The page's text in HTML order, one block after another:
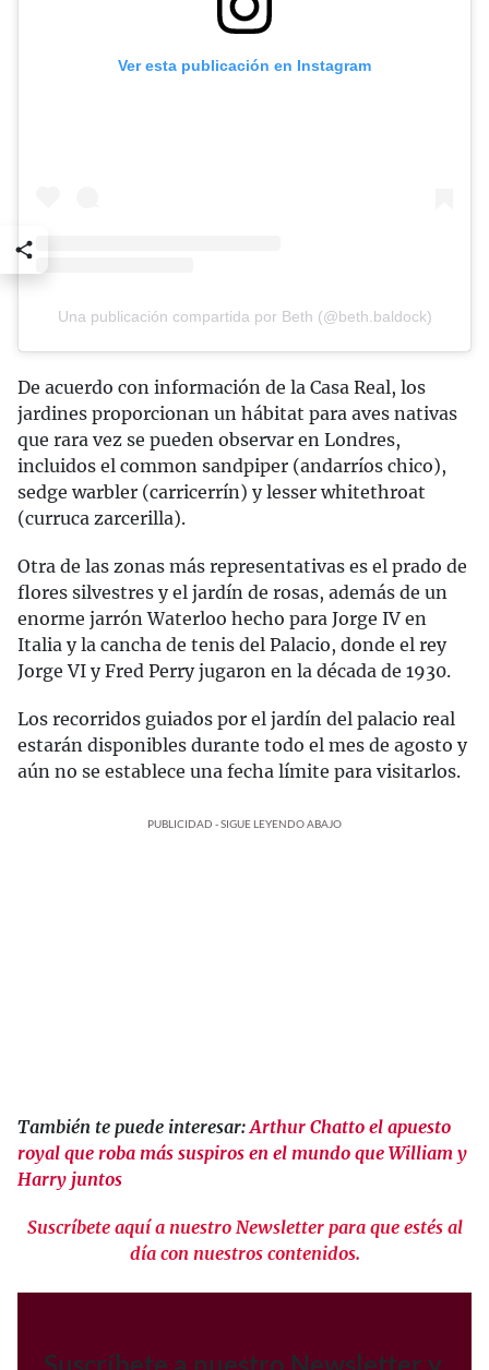
Ver esta publicación en Instagram
Una publicación compartida por Beth (@beth.baldock)
De acuerdo con información de la Casa Real, los
jardines proporcionan un hábitat para aves nativas
que rara vez se pueden observar en Londres,
incluidos el common sandpiper (andarríos chico),
sedge warbler (carricerrín) y lesser whitethroat
(curruca zarcerilla).
Otra de las zonas más representativas es el prado de
flores silvestres y el jardín de rosas, además de un
enorme jarrón Waterloo hecho para Jorge IV en
Italia y la cancha de tenis del Palacio, donde el rey
Jorge VI y Fred Perry jugaron en la década de 1930.
Los recorridos guiados por el jardín del palacio real
estarán disponibles durante todo el mes de agosto y
aún no se establece una fecha límite para visitarlos.
PUBLICIDAD - SIGUE LEYENDO ABAJO
También te puede interesar: Arthur Chatto el apuesto
royal que roba más suspiros en el mundo que William y
Harry juntos
Suscríbete aquí a nuestro Newsletter para que estés al
día con nuestros contenidos.